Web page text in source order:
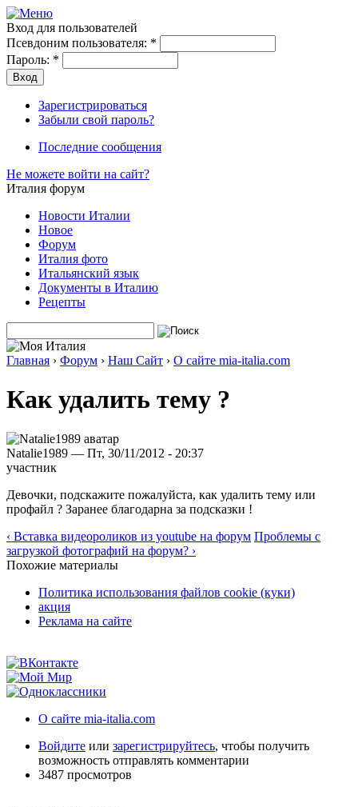
Вход для пользователей
Псевдоним пользователя: *
Пароль: *
Зарегистрироваться
Забыли свой пароль?
Последние сообщения
Не можете войти на сайт?
Италия форум
Новости Италии
Новое
Форум
Италия фото
Итальянский язык
Документы в Италию
Рецепты
Главная › Форум › Наш Сайт › О сайте mia-italia.com
Как удалить тему ?
Natalie1989 — Пт, 30/11/2012 - 20:37
участник
Девочки, подскажите пожалуйста, как удалить тему или
профайл ? Заранее благодарна за подсказки !
‹ Вставка видеороликов из youtube на форум Проблемы с
загрузкой фотографий на форум? ›
Похожие материалы
Политика использования файлов cookie (куки)
акция
Реклама на сайте
О сайте mia-italia.com
Войдите или зарегистрируйтесь, чтобы получить
возможность отправлять комментарии
3487 просмотров